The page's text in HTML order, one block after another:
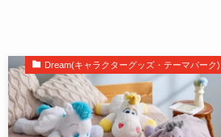
Dream(キャラクターグッズ・テーマパーク)